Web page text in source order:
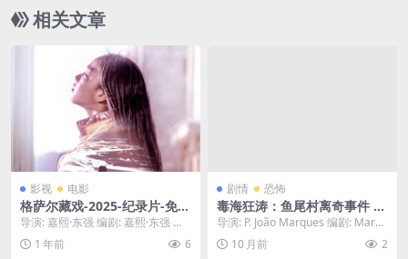
相关文章
影视 电影
格萨尔藏戏-2025-纪录片-免费
下载 👻深入雪域高原，探寻
戏艺术，一场震撼心灵的文化
导演: 嘉熙·东强 编剧: 嘉熙·东强 资
源下载：格萨尔藏戏下载阿里云盘,
百度云...
1 年前 6
剧情 恐怖
毒海狂涛：鱼尾村离奇事件 (F
ishtail Village) – 2024 – 动
作/犯罪 – 迅雷网盘免费下载
🐟一个偏远的渔村表面平静，
导演: P. João Marques 编剧: Marco
s Nine 资源下载...
10 月前 2